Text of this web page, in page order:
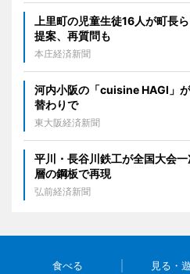
上里町の児童生徒16人が町
提案、再質問も
本庄経済新聞
河内小阪の「cuisine HAGI」
替わりで
東大阪経済新聞
平川・長谷川鉄工が全国大会
層の鋼板で再現
弘前経済新聞
食べる 見る・